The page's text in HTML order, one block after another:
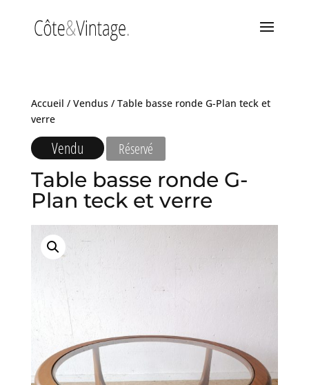
Accueil / Vendus/ Table basse ronde G-Plan teck et
verre
Vendu Réservé
Table basse ronde G-
Plan teck et verre